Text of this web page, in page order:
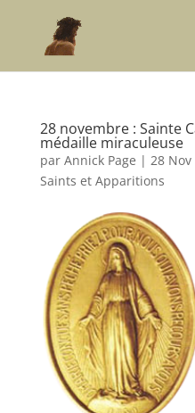
28 novembre : Sainte
médaille miraculeuse
par Annick Page | 28 Nov
Saints et Apparitions